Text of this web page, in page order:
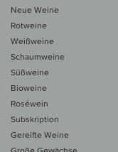
Neue Weine
Rotweine
Weißweine
Schaumweine
Süßweine
Bioweine
Roséwein
Subskription
Gereifte Weine